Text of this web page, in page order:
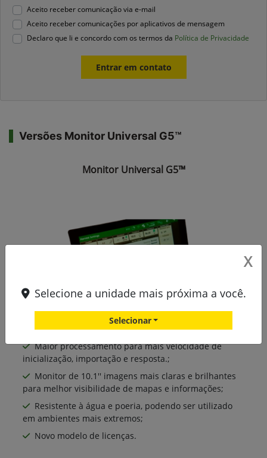
Aceito receber comunicação via e-mail
Aceito receber comunicações por aplicativos de mensagem
Declaro que li e concordo com os termos da Política de Privacidade
Entrar em contato
Versões Monitor Universal G5™
Monitor Universal G5™
Maior processamento para mais velocidade de
inicialização, importação e resposta.;
Monitor de 10.1'' imagens mais claras e brilhantes
para melhor visibilidade de mapas e informações;
Resistente à água e poeria, podendo ser utilizado
em ambientes mais extremos;
Novo modelo de licenças.
X
Selecione a unidade mais próxima a você.
Selecionar